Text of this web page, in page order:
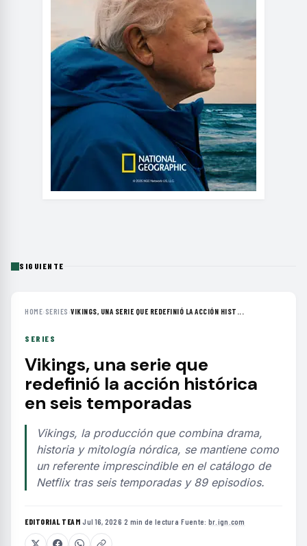
SIGUIENTE
HOME› SERIES ›VIKINGS, UNA SERIE QUE REDEFINIÓ LA ACCIÓN HIST...
SERIES
Vikings, una serie que
redefinió la acción histórica
en seis temporadas
Vikings, la producción que combina drama,
historia y mitología nórdica, se mantiene como
un referente imprescindible en el catálogo de
Netflix tras seis temporadas y 89 episodios.
EDITORIAL TEAM·Jul 16, 2026·2 min de lectura·Fuente: br.ign.com